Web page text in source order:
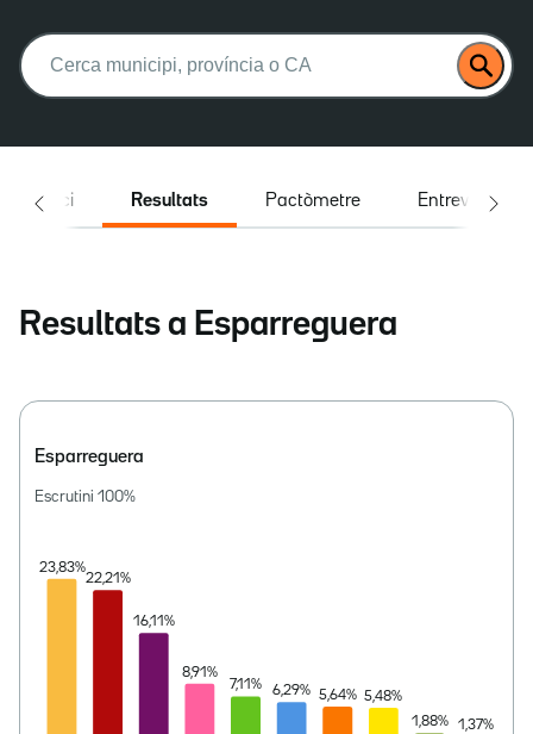
Buscar:
Inici Resultats Pactòmetre Entrevistes
Resultats a Esparreguera
Esparreguera
Escrutini 100%